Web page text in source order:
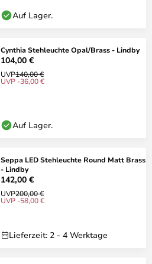
Auf Lager.
Cynthia Stehleuchte Opal/Brass - Lindby
104,00 €
UVP140,00 €
UVP -36,00 €
Auf Lager.
Seppa LED Stehleuchte Round Matt Brass
- Lindby
142,00 €
UVP200,00 €
UVP -58,00 €
Lieferzeit: 2 - 4 Werktage